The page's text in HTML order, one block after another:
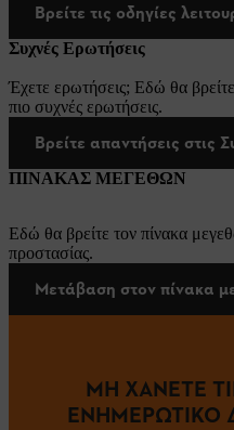
Βρείτε τις οδηγίες
Συχνές Ερωτήσεις
Έχετε ερωτήσεις; Εδώ θα βρείτε
πιο συχνές ερωτήσεις.
Βρείτε απαντήσεις στις
ΠΙΝΑΚΑΣ ΜΕΓΕΘΩΝ
Εδώ θα βρείτε τον πίνακα
προστασίας.
Μετάβαση στον πίνακα
ΜΗ ΧΑΝΕΤΕ
ΕΝΗΜΕΡΩΤΙΚΟ